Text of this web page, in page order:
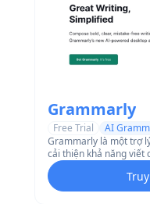
Grammarly
Free Trial
AI
Grammarly là một trợ
cải thiện khả năng viết
chính tả, giọng văn và
xuất theo thời gian